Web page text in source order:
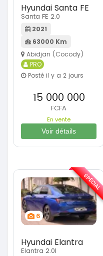
Hyundai Santa FE
Santa FE 2.0
2021
63000 Km
Abidjan (Cocody)
PRO
Posté il y a 2 jours
15 000 000
FCFA
En vente
Voir détails
6
Hyundai Elantra
Elantra 2.0l
SPÉCIAL